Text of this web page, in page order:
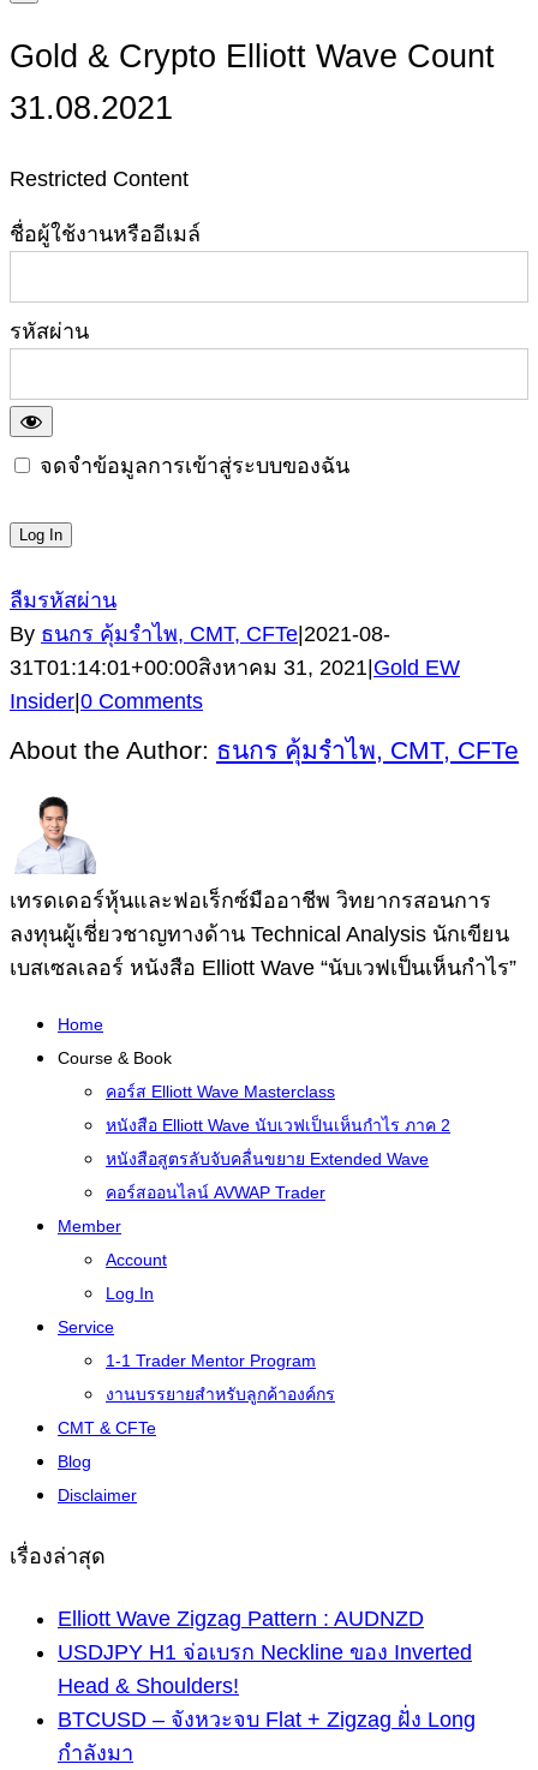
Gold & Crypto Elliott Wave Count
31.08.2021
Restricted Content
ชื่อผู้ใช้งานหรืออีเมล์
รหัสผ่าน
จดจำข้อมูลการเข้าสู่ระบบของฉัน
ลืมรหัสผ่าน
By ธนกร คุ้มรำไพ, CMT, CFTe|2021-08-
31T01:14:01+00:00สิงหาคม 31, 2021|Gold EW
Insider|0 Comments
About the Author: ธนกร คุ้มรำไพ, CMT, CFTe
เทรดเดอร์หุ้นและฟอเร็กซ์มืออาชีพ วิทยากรสอนการ
ลงทุนผู้เชี่ยวชาญทางด้าน Technical Analysis นักเขียน
เบสเซลเลอร์ หนังสือ Elliott Wave “นับเวฟเป็นเห็นกำไร”
Home
Course & Book
คอร์ส Elliott Wave Masterclass
หนังสือ Elliott Wave นับเวฟเป็นเห็นกำไร ภาค 2
หนังสือสูตรลับจับคลื่นขยาย Extended Wave
คอร์สออนไลน์ AVWAP Trader
Member
Account
Log In
Service
1-1 Trader Mentor Program
งานบรรยายสำหรับลูกค้าองค์กร
CMT & CFTe
Blog
Disclaimer
เรื่องล่าสุด
Elliott Wave Zigzag Pattern : AUDNZD
USDJPY H1 จ่อเบรก Neckline ของ Inverted
Head & Shoulders!
BTCUSD – จังหวะจบ Flat + Zigzag ฝั่ง Long
กำลังมา